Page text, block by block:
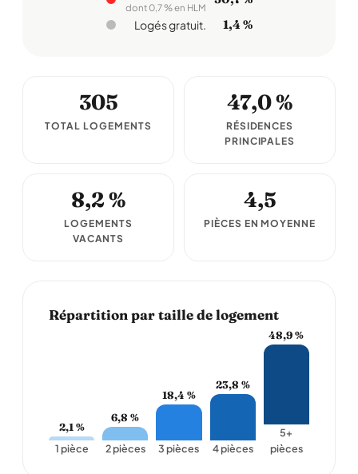
dont 0,7 % en HLM
Logés gratuit. 1,4 %
305
TOTAL LOGEMENTS
47,0 %
RÉSIDENCES
PRINCIPALES
8,2 %
LOGEMENTS
VACANTS
4,5
PIÈCES EN MOYENNE
Répartition par taille de logement
2,1 %
1 pièce
6,8 %
2 pièces
18,4 %
3 pièces
23,8 %
4 pièces
48,9 %
5+
pièces